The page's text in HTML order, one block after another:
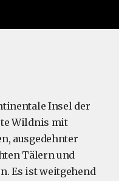
Insel der
Wildnis mit
ausgedehnter
Tälern und
Es ist weitgehend